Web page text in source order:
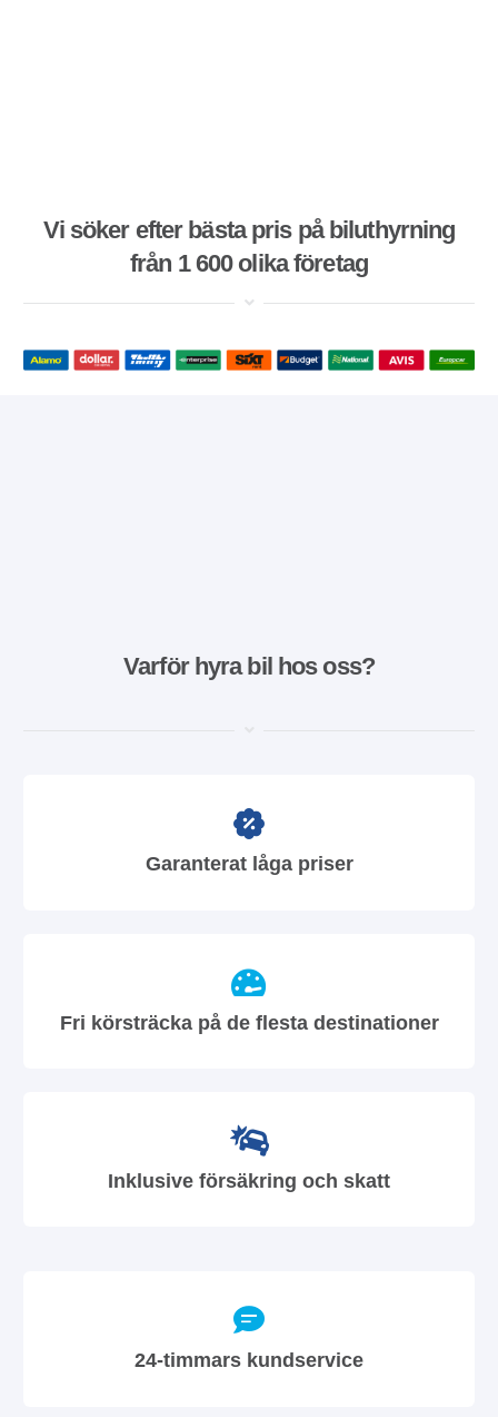
Vi söker efter bästa pris på biluthyrning
från 1 600 olika företag
Varför hyra bil hos oss?
Garanterat låga priser
Fri körsträcka på de flesta destinationer
Inklusive försäkring och skatt
24-timmars kundservice